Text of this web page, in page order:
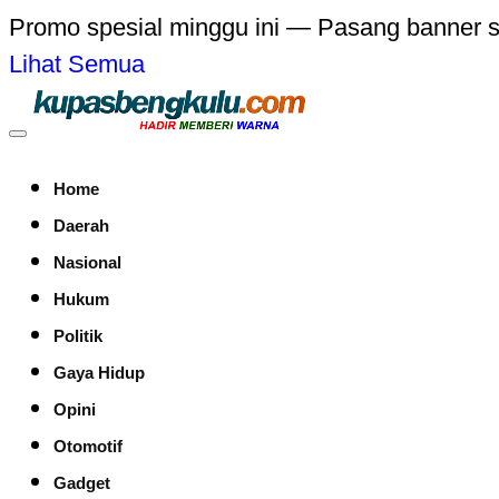
Promo spesial minggu ini — Pasang banner
Lihat Semua
Home
Daerah
Nasional
Hukum
Politik
Gaya Hidup
Opini
Otomotif
Gadget